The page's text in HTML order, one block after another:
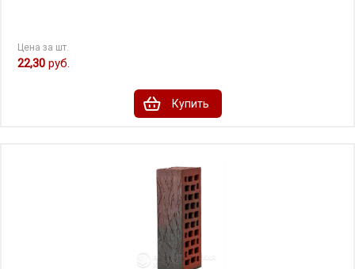
Цена за шт.
22,30 руб.
Купить